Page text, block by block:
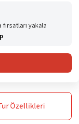
fırsatları yakala
Özellikleri